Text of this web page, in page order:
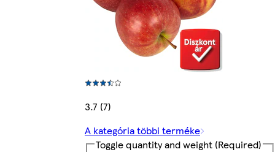
3.7 (7)
A kategória többi terméke
Toggle quantity and weight (Required)